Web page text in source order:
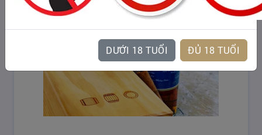
DƯỚI 18 TUỔI ĐỦ 18 TUỔI